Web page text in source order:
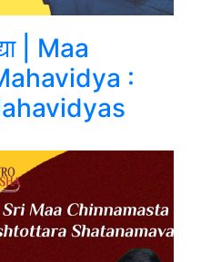
| Maa
: